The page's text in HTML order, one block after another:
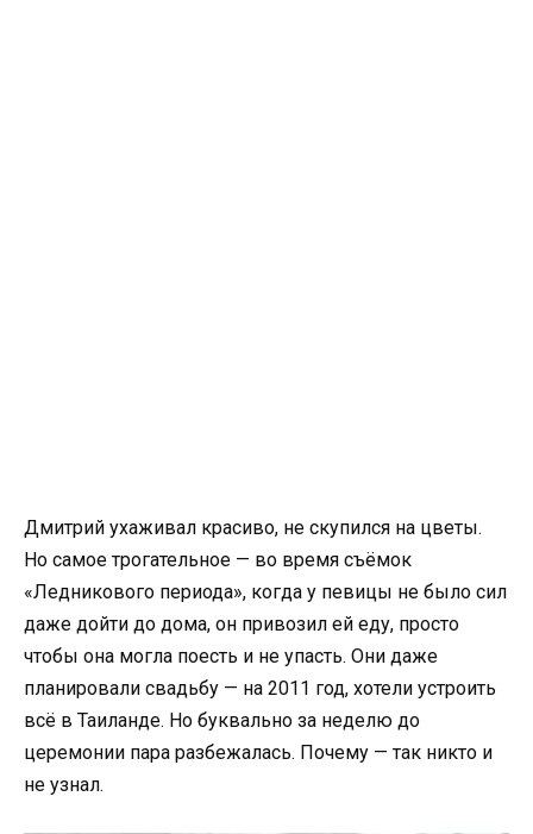
Дмитрий ухаживал красиво, не скупился на цветы.
Но самое трогательное — во время съёмок
«Ледникового периода», когда у певицы не было сил
даже дойти до дома, он привозил ей еду, просто
чтобы она могла поесть и не упасть. Они даже
планировали свадьбу — на 2011 год, хотели устроить
всё в Таиланде. Но буквально за неделю до
церемонии пара разбежалась. Почему — так никто и
не узнал.